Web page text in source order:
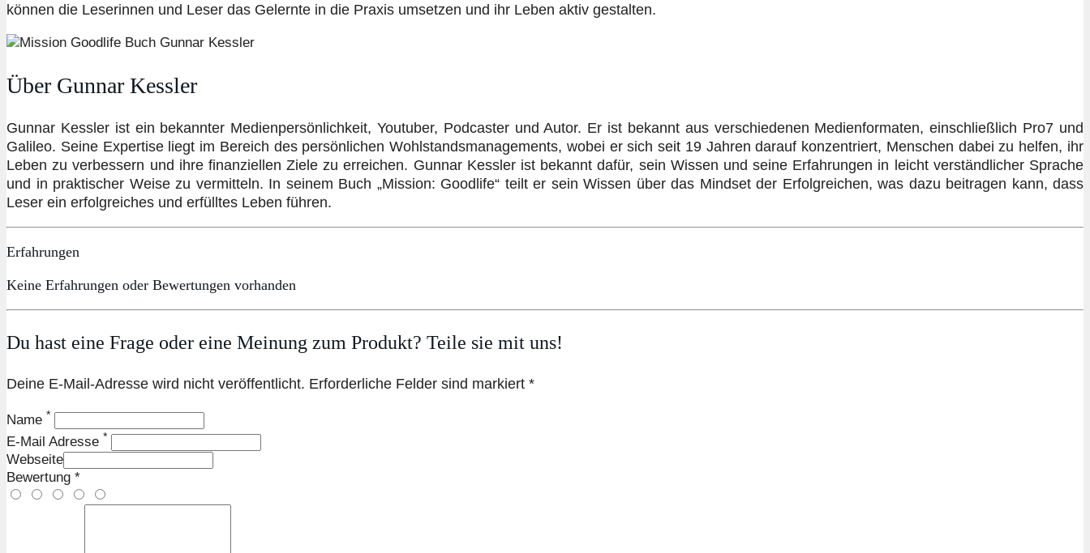
können die Leserinnen und Leser das Gelernte in die Praxis umsetzen und ihr Leben aktiv gestalten.
Über Gunnar Kessler
Gunnar Kessler ist ein bekannter Medienpersönlichkeit, Youtuber, Podcaster und Autor. Er ist bekannt aus verschiedenen Medienformaten, einschließlich Pro7 und
Galileo. Seine Expertise liegt im Bereich des persönlichen Wohlstandsmanagements, wobei er sich seit 19 Jahren darauf konzentriert, Menschen dabei zu helfen, ihr
Leben zu verbessern und ihre finanziellen Ziele zu erreichen. Gunnar Kessler ist bekannt dafür, sein Wissen und seine Erfahrungen in leicht verständlicher Sprache
und in praktischer Weise zu vermitteln. In seinem Buch „Mission: Goodlife“ teilt er sein Wissen über das Mindset der Erfolgreichen, was dazu beitragen kann, dass
Leser ein erfolgreiches und erfülltes Leben führen.
Erfahrungen
Keine Erfahrungen oder Bewertungen vorhanden
Du hast eine Frage oder eine Meinung zum Produkt? Teile sie mit uns!
Deine E-Mail-Adresse wird nicht veröffentlicht. Erforderliche Felder sind markiert *
Name *
E-Mail Adresse *
Webseite
Bewertung *